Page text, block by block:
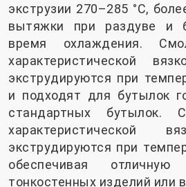
экструзии 270–285 °C,
вытяжки при раздуве и
время охлаждения.
характеристической
экструдируются при
и подходят для бутылок
стандартных бутылок.
характеристической
экструдируются при
обеспечивая
тонкостенных изделий или